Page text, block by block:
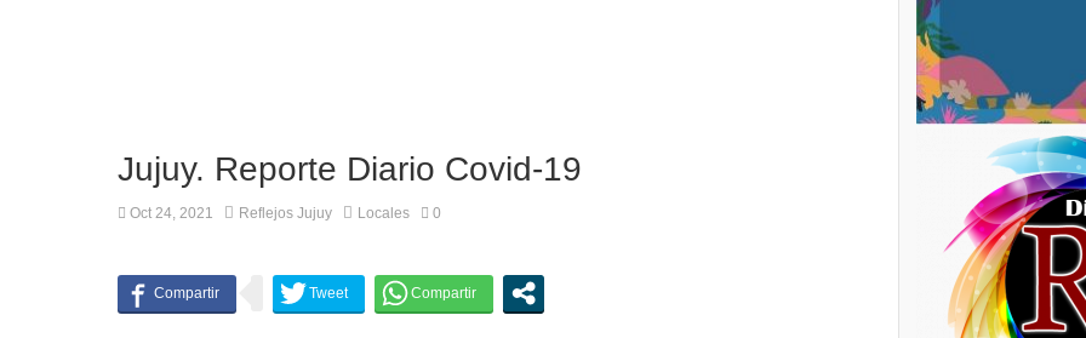
Jujuy. Reporte Diario Covid-19
Oct 24, 2021 Reflejos Jujuy Locales 0